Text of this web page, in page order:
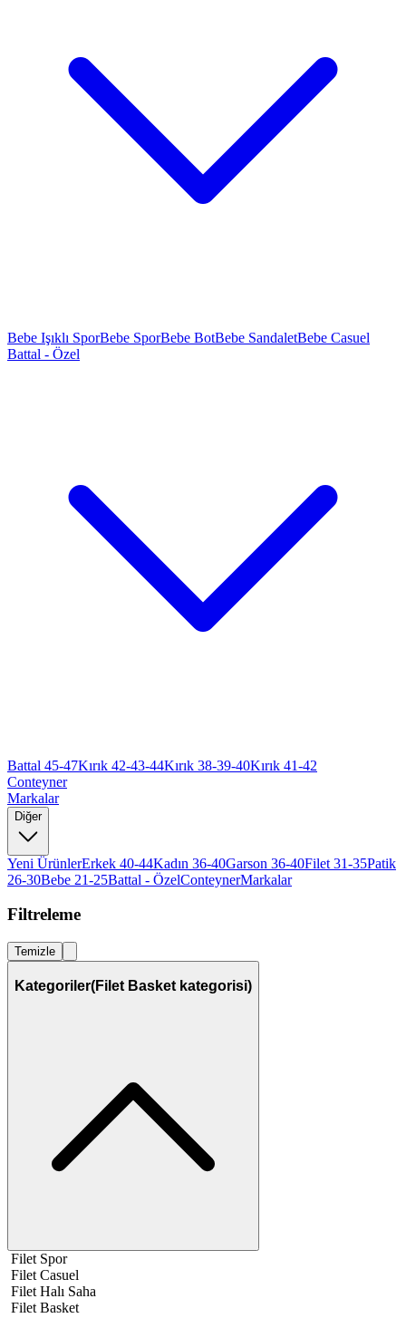
Bebe Işıklı SporBebe SporBebe BotBebe SandaletBebe Casuel
Battal - Özel
Battal 45-47Kırık 42-43-44Kırık 38-39-40Kırık 41-42
Conteyner
Markalar
Diğer
Yeni ÜrünlerErkek 40-44Kadın 36-40Garson 36-40Filet 31-35Patik
26-30Bebe 21-25Battal - ÖzelConteynerMarkalar
Filtreleme
Temizle
Kategoriler(Filet Basket kategorisi)
Filet Spor
Filet Casuel
Filet Halı Saha
Filet Basket